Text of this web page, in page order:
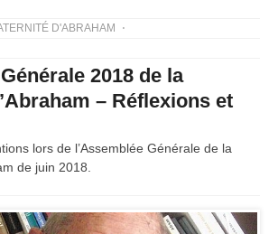
D'ABRAHAM
2018 de la
– Réflexions et
lors de l’Assemblée Générale de la
de juin 2018.